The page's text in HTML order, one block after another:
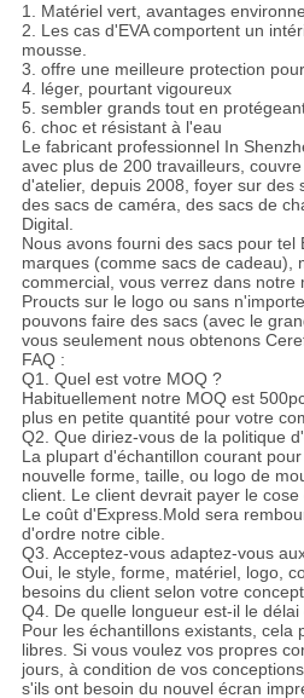
1. Matériel vert, avantages
2. Les cas d'EVA comportent un
mousse.
3. offre une meilleure protection
4. léger, pourtant vigoureux
5. sembler grands tout en
6. choc et résistant à l'eau
Le fabricant professionnel In
avec plus de 200 travailleurs,
d'atelier, depuis 2008, foyer sur des
des sacs de caméra, des sacs de
Digital.
Nous avons fourni des sacs pour
marques (comme sacs de cadeau),
commercial, vous verrez dans notre
Proucts sur le logo ou sans
pouvons faire des sacs (avec le
vous seulement nous obtenons
FAQ :
Q1. Quel est votre MOQ ?
Habituellement notre MOQ est
plus en petite quantité pour votre
Q2. Que diriez-vous de la politique
La plupart d'échantillon courant
nouvelle forme, taille, ou logo de
client. Le client devrait payer le
Le coût d'Express.Mold sera
d'ordre notre cible.
Q3. Acceptez-vous adaptez-vous
Oui, le style, forme, matériel, logo,
besoins du client selon votre
Q4. De quelle longueur est-il le
Pour les échantillons existants, cela
libres. Si vous voulez vos propres
jours, à condition de vos conceptions
s'ils ont besoin du nouvel écran